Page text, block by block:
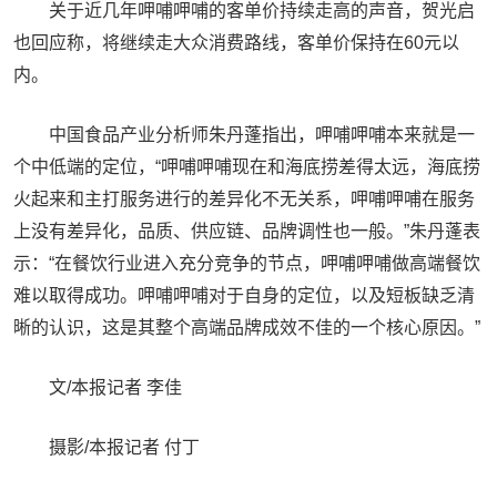
关于近几年呷哺呷哺的客单价持续走高的声音，贺光启
也回应称，将继续走大众消费路线，客单价保持在60元以
内。
中国食品产业分析师朱丹蓬指出，呷哺呷哺本来就是一
个中低端的定位，“呷哺呷哺现在和海底捞差得太远，海底捞
火起来和主打服务进行的差异化不无关系，呷哺呷哺在服务
上没有差异化，品质、供应链、品牌调性也一般。”朱丹蓬表
示：“在餐饮行业进入充分竞争的节点，呷哺呷哺做高端餐饮
难以取得成功。呷哺呷哺对于自身的定位，以及短板缺乏清
晰的认识，这是其整个高端品牌成效不佳的一个核心原因。”
文/本报记者 李佳
摄影/本报记者 付丁